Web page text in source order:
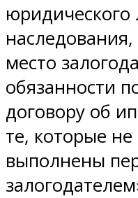
юридического
наследования,
место
обязанности
договору об
те, которые
выполнены